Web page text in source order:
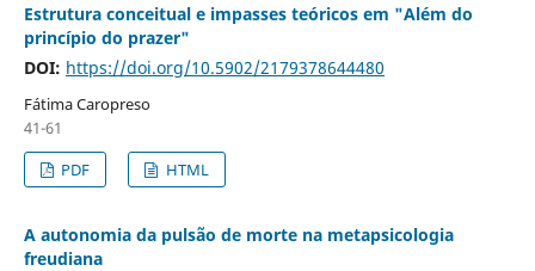
Estrutura conceitual e impasses teóricos em "Além do
princípio do prazer"
DOI: https://doi.org/10.5902/2179378644480
Fátima Caropreso
41-61
PDF
HTML
A autonomia da pulsão de morte na metapsicologia
freudiana